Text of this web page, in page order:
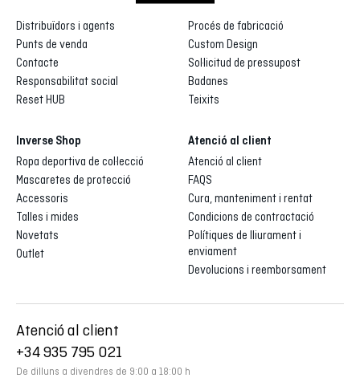
Distribuïdors i agents
Punts de venda
Contacte
Responsabilitat social
Reset HUB
Galeria de dissenys
Procés de fabricació
Custom Design
Sol·licitud de pressupost
Badanes
Teixits
Inverse Shop
Ropa deportiva de col·lecció
Mascaretes de protecció
Accessoris
Talles i mides
Novetats
Outlet
Atenció al client
Atenció al client
FAQS
Cura, manteniment i rentat
Condicions de contractació
Polítiques de lliurament i
enviament
Devolucions i reemborsament
Atenció al client
+34 935 795 021
De dilluns a divendres de 9:00 a 18:00 h